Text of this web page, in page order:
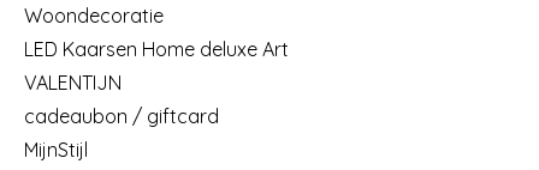
Woondecoratie
LED Kaarsen Home deluxe Art
VALENTIJN
cadeaubon / giftcard
MijnStijl